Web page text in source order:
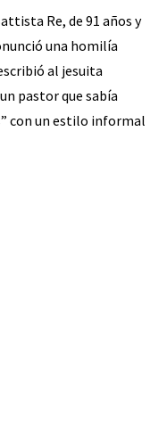
Re, de 91 años y
una homilía
al jesuita
pastor que sabía
con un estilo informal